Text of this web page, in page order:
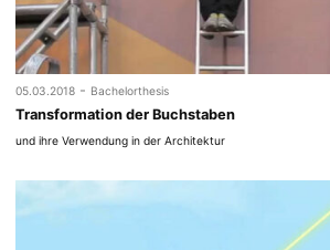
05.03.2018 - Bachelorthesis
Transformation der Buchstaben
und ihre Verwendung in der Architektur